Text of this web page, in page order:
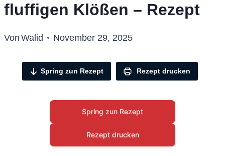
fluffigen Klößen – Rezept
Von Walid November 29, 2025
Spring zun Rezept Rezept drucken
Spring zun Rezept
Rezept drucken